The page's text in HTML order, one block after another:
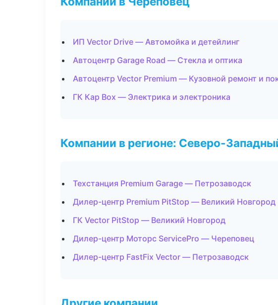
ИП Vector Drive — Автомойка и детейлинг
Автоцентр Garage Road — Стекла и оптика
Автоцентр Vector Premium — Кузовной ремонт и
ГК Кар Box — Электрика и электроника
Компании в регионе: Северо-
Техстанция Premium Garage — Петрозаводск
Дилер-центр Premium PitStop — Великий Новгород
ГК Vector PitStop — Великий Новгород
Дилер-центр Моторс ServicePro — Череповец
Дилер-центр FastFix Vector — Петрозаводск